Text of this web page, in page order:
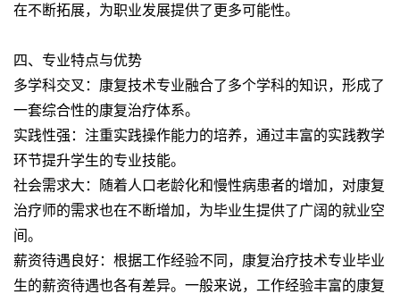
在不断拓展，为职业发展提供了更多可能性。
四、专业特点与优势
多学科交叉：康复技术专业融合了多个学科的知识，形成了
一套综合性的康复治疗体系。
实践性强：注重实践操作能力的培养，通过丰富的实践教学
环节提升学生的专业技能。
社会需求大：随着人口老龄化和慢性病患者的增加，对康复
治疗师的需求也在不断增加，为毕业生提供了广阔的就业空
间。
薪资待遇良好：根据工作经验不同，康复治疗技术专业毕业
生的薪资待遇也各有差异。一般来说，工作经验丰富的康复